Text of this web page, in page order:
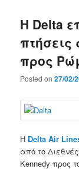
Η Delta
προς
Posted on27/02/
Η Delta Air
από το
Kennedy προς